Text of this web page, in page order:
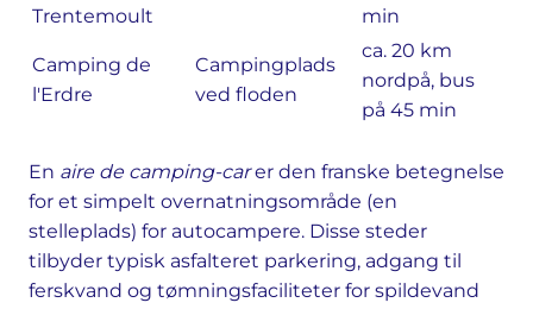
Trentemoult
min
Camping de
l'Erdre
Campingplads
ved floden
ca. 20 km
nordpå, bus
på 45 min
En aire de camping-carer den franske betegnelse
for et simpelt overnatningsområde (en
stelleplads) for autocampere. Disse steder
tilbyder typisk asfalteret parkering, adgang til
ferskvand og tømningsfaciliteter for spildevand